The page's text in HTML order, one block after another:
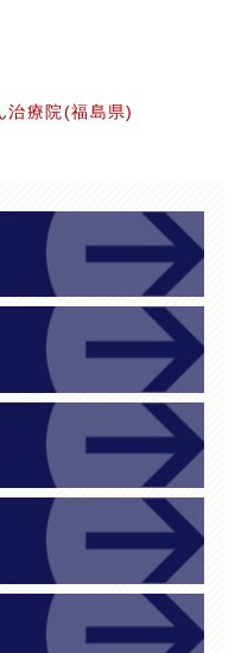
治療院(福島県)